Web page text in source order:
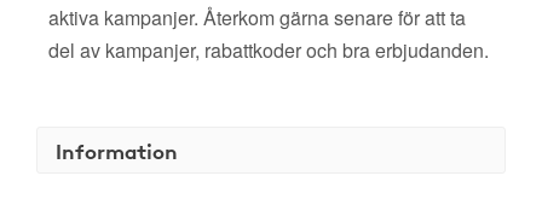
aktiva kampanjer. Återkom gärna senare för att ta
del av kampanjer, rabattkoder och bra erbjudanden.
Information